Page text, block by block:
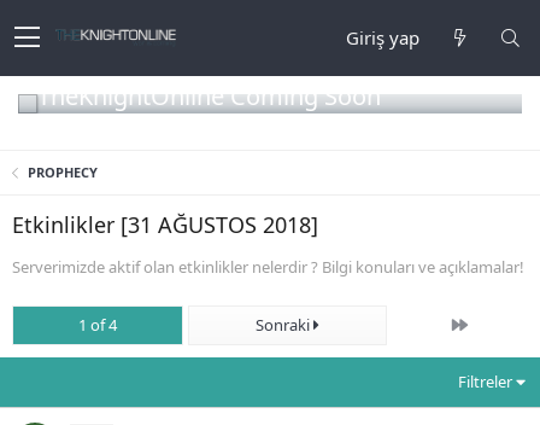
Giriş yap
TheKnightOnline Coming Soon
PROPHECY
Etkinlikler [31 AĞUSTOS 2018]
Serverimizde aktif olan etkinlikler nelerdir ? Bilgi konuları ve açıklamalar!
1 of 4 Sonraki Son
Filtreler